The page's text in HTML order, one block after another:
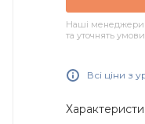
Наші менеджери
та уточнять
Всі ціни з